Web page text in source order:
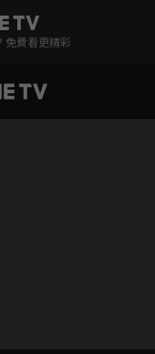
免費看更精彩